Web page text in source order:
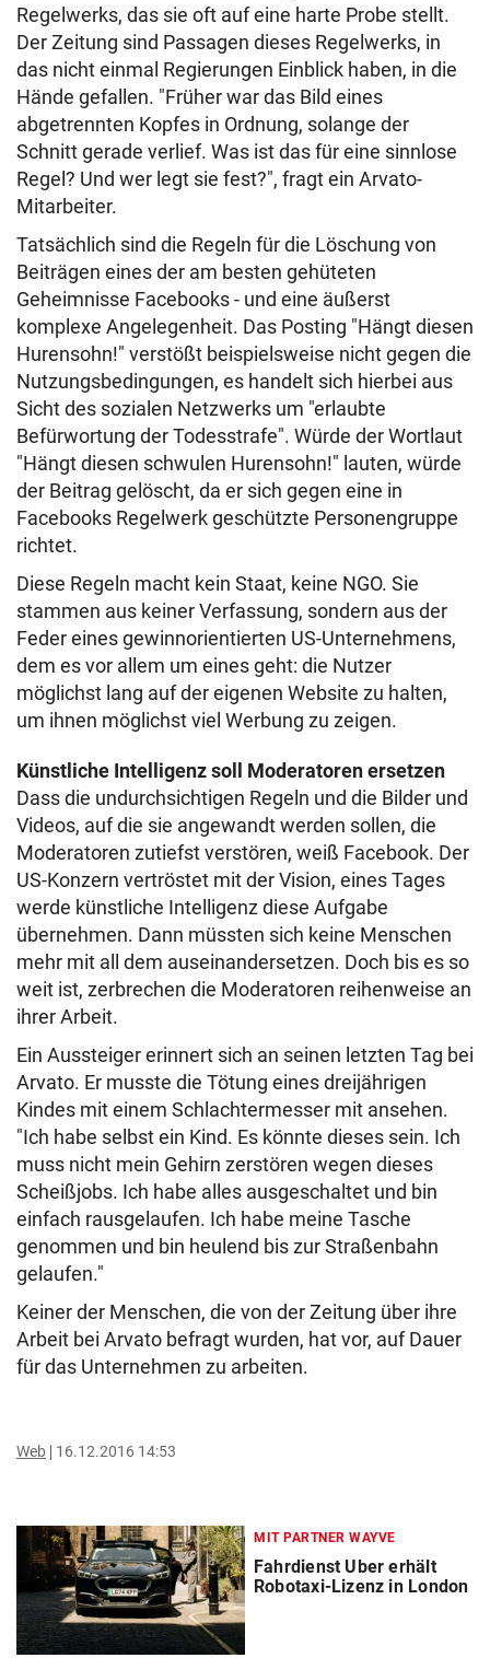
Regelwerks, das sie oft auf eine harte Probe stellt.
Der Zeitung sind Passagen dieses Regelwerks, in
das nicht einmal Regierungen Einblick haben, in die
Hände gefallen. "Früher war das Bild eines
abgetrennten Kopfes in Ordnung, solange der
Schnitt gerade verlief. Was ist das für eine sinnlose
Regel? Und wer legt sie fest?", fragt ein Arvato-
Mitarbeiter.
Tatsächlich sind die Regeln für die Löschung von
Beiträgen eines der am besten gehüteten
Geheimnisse Facebooks - und eine äußerst
komplexe Angelegenheit. Das Posting "Hängt diesen
Hurensohn!" verstößt beispielsweise nicht gegen die
Nutzungsbedingungen, es handelt sich hierbei aus
Sicht des sozialen Netzwerks um "erlaubte
Befürwortung der Todesstrafe". Würde der Wortlaut
"Hängt diesen schwulen Hurensohn!" lauten, würde
der Beitrag gelöscht, da er sich gegen eine in
Facebooks Regelwerk geschützte Personengruppe
richtet.
Diese Regeln macht kein Staat, keine NGO. Sie
stammen aus keiner Verfassung, sondern aus der
Feder eines gewinnorientierten US-Unternehmens,
dem es vor allem um eines geht: die Nutzer
möglichst lang auf der eigenen Website zu halten,
um ihnen möglichst viel Werbung zu zeigen.
Künstliche Intelligenz soll Moderatoren ersetzen
Dass die undurchsichtigen Regeln und die Bilder und
Videos, auf die sie angewandt werden sollen, die
Moderatoren zutiefst verstören, weiß Facebook. Der
US-Konzern vertröstet mit der Vision, eines Tages
werde künstliche Intelligenz diese Aufgabe
übernehmen. Dann müssten sich keine Menschen
mehr mit all dem auseinandersetzen. Doch bis es so
weit ist, zerbrechen die Moderatoren reihenweise an
ihrer Arbeit.
Ein Aussteiger erinnert sich an seinen letzten Tag bei
Arvato. Er musste die Tötung eines dreijährigen
Kindes mit einem Schlachtermesser mit ansehen.
"Ich habe selbst ein Kind. Es könnte dieses sein. Ich
muss nicht mein Gehirn zerstören wegen dieses
Scheißjobs. Ich habe alles ausgeschaltet und bin
einfach rausgelaufen. Ich habe meine Tasche
genommen und bin heulend bis zur Straßenbahn
gelaufen."
Keiner der Menschen, die von der Zeitung über ihre
Arbeit bei Arvato befragt wurden, hat vor, auf Dauer
für das Unternehmen zu arbeiten.
Web 16.12.2016 14:53
MIT PARTNER WAYVE
Fahrdienst Uber erhält
Robotaxi-Lizenz in London